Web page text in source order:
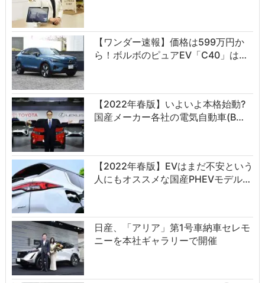
【ワンダー速報】価格は599万円か
ら！ボルボのピュアEV「C40」は…
【2022年春版】いよいよ本格始動?
国産メーカー各社の電気自動車(B…
【2022年春版】EVはまだ不安という
人にもオススメな国産PHEVモデル…
日産、「アリア」第1号車納車セレモ
ニーを本社ギャラリーで開催